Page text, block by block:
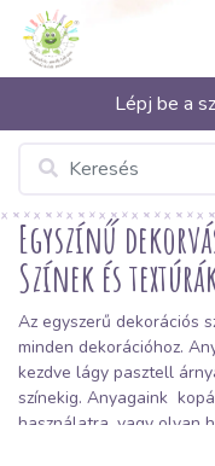
Lépj be a
Egyszínű
Színek és
Az egyszerű dekorációs
minden dekorációhoz.
kezdve lágy pasztell
színekig. Anyagaink
használatra, vagy olyan
ellenállóságra van